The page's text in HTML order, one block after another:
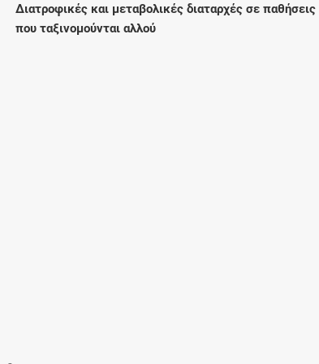
Μοιραζόμαστε μαζί σας γεγονότα της
πορείας του Galinos.gr από το 2011 μέχρι
Διατροφικές και μεταβολικές διαταρχές σε παθήσεις
που ταξινομούνται αλλού